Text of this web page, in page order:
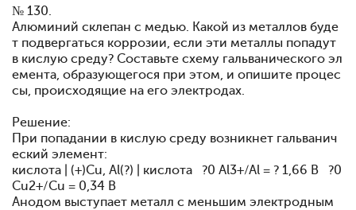
№ 130.
Алюминий склепан с медью. Какой из металлов буде
т подвергаться коррозии, если эти металлы попадут
в кислую среду? Составьте схему гальванического эл
емента, образующегося при этом, и опишите процес
сы, происходящие на его электродах.
Решение:
При попадании в кислую среду возникнет гальванич
еский элемент:
кислота | (+)Cu, Al(?) | кислота ?0 Al3+/Al = ? 1,66 В ?0
Cu2+/Cu = 0,34 В
Анодом выступает металл с меньшим электродным